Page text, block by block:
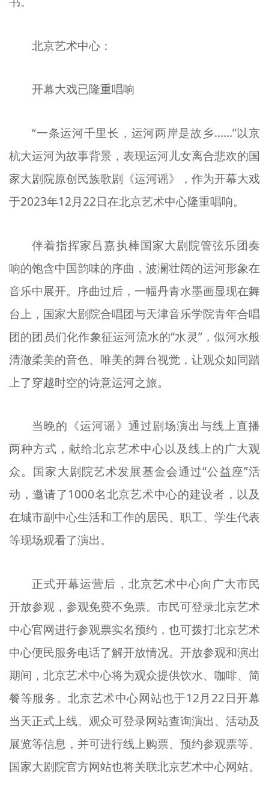
北京艺术中心：
开幕大戏已隆重唱响
“一条运河千里长，运河两岸是故乡……”以京
杭大运河为故事背景，表现运河儿女离合悲欢的国
家大剧院原创民族歌剧《运河谣》，作为开幕大戏
于2023年12月22日在北京艺术中心隆重唱响。
伴着指挥家吕嘉执棒国家大剧院管弦乐团奏
响的饱含中国韵味的序曲，波澜壮阔的运河形象在
音乐中展开。序曲过后，一幅丹青水墨画显现在舞
台上，国家大剧院合唱团与天津音乐学院青年合唱
团的团员们化作象征运河流水的“水灵”，似河水般
清澈柔美的音色、唯美的舞台视觉，让观众如同踏
上了穿越时空的诗意运河之旅。
当晚的《运河谣》通过剧场演出与线上直播
两种方式，献给北京艺术中心以及线上的广大观
众。国家大剧院艺术发展基金会通过“公益座”活
动，邀请了1000名北京艺术中心的建设者，以及
在城市副中心生活和工作的居民、职工、学生代表
等现场观看了演出。
正式开幕运营后，北京艺术中心向广大市民
开放参观，参观免费不免票。市民可登录北京艺术
中心官网进行参观票实名预约，也可拨打北京艺术
中心便民服务电话了解开放情况。开放参观和演出
期间，北京艺术中心将为观众提供饮水、咖啡、简
餐等服务。北京艺术中心网站也于12月22日开幕
当天正式上线。观众可登录网站查询演出、活动及
展览等信息，并可进行线上购票、预约参观票等。
国家大剧院官方网站也将关联北京艺术中心网站。